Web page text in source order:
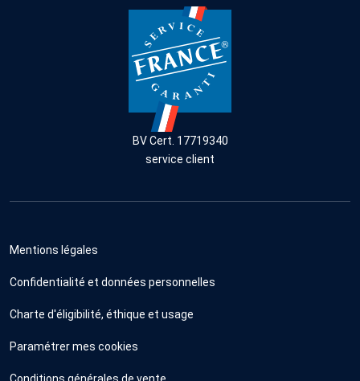
BV Cert. 17719340
service client
Mentions légales
Confidentialité et données personnelles
Charte d'éligibilité, éthique et usage
Paramétrer mes cookies
Conditions générales de vente